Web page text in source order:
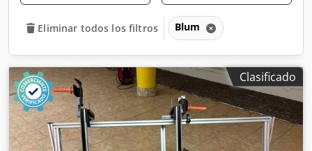
Eliminar todos los filtros Blum
Clasificado